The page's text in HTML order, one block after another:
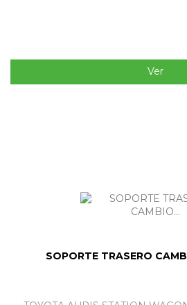
Ver
SOPORTE TRASERO